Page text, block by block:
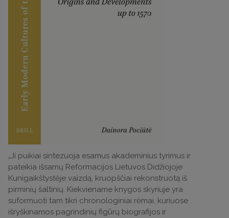
„Ji puikiai sintezuoja esamus akademinius tyrimus ir
pateikia išsamų Reformacijos Lietuvos Didžiojoje
Kunigaikštystėje vaizdą, kruopščiai rekonstruotą iš
pirminių šaltinių. Kiekviename knygos skyriuje yra
suformuoti tam tikri chronologiniai rėmai, kuriuose
išryškinamos pagrindinių figūrų biografijos ir